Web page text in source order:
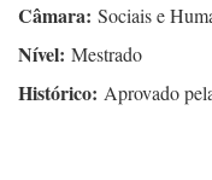
Câmara: Sociais e
Nível: Mestrado
Histórico: Aprovado